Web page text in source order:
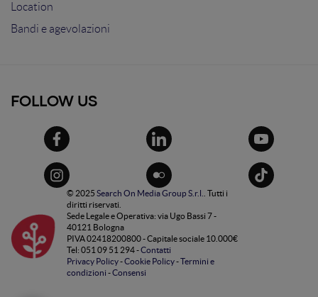
Location
Bandi e agevolazioni
FOLLOW US
© 2025 Search On Media Group S.r.l.
. Tutti i
diritti riservati.
Sede Legale e Operativa: via Ugo Bassi 7 -
40121 Bologna
PIVA 02418200800 - Capitale sociale 10.000€
Tel: 051 09 51 294 -Contatti
Privacy Policy-Cookie Policy-Termini e
condizioni -Consensi